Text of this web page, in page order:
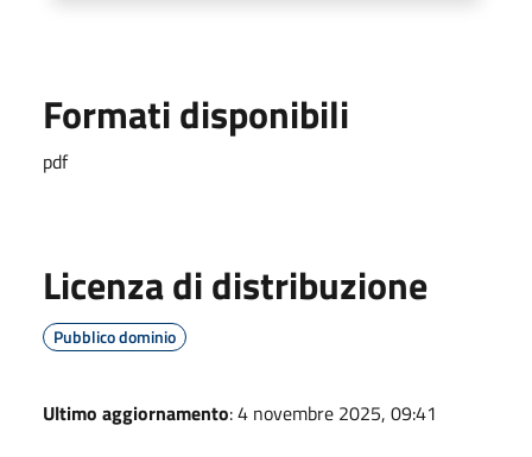
Formati disponibili
pdf
Licenza di distribuzione
Pubblico dominio
Ultimo aggiornamento: 4 novembre 2025, 09:41